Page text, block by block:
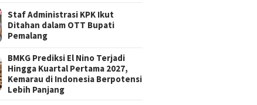
Staf Administrasi KPK Ikut
Ditahan dalam OTT Bupati
Pemalang
BMKG Prediksi El Nino Terjadi
Hingga Kuartal Pertama 2027,
Kemarau di Indonesia Berpotensi
Lebih Panjang